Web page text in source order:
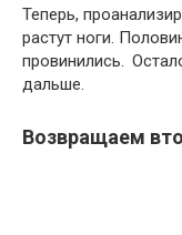
Теперь,
растут ноги.
провинились.
дальше.
Возвращаем